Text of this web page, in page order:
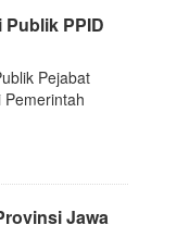
PPID
Pejabat
Jawa